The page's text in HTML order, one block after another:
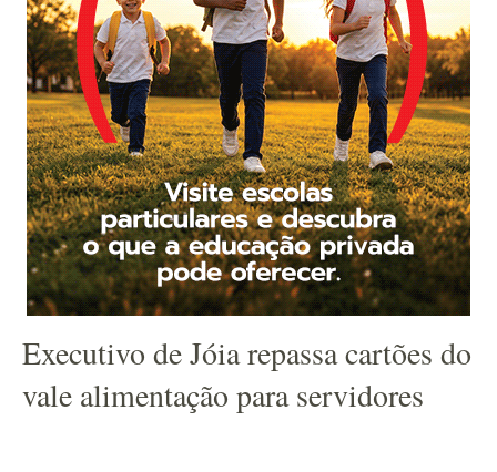
Executivo de Jóia repassa cartões do
vale alimentação para servidores